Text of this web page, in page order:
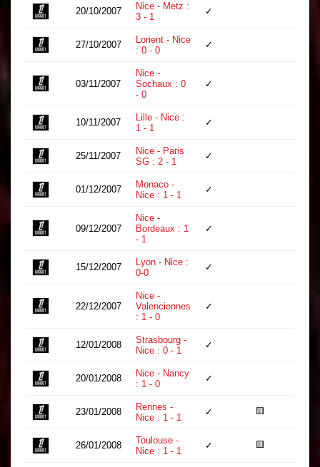
20/10/2007
Nice - Metz :
3 - 1
✓
27/10/2007
Lorient - Nice
: 0 - 0
✓
03/11/2007
Nice -
Sochaux : 0
- 0
✓
10/11/2007
Lille - Nice :
1 - 1
✓
25/11/2007
Nice - Paris
SG : 2 - 1
✓
01/12/2007
Monaco -
Nice : 1 - 1
✓
09/12/2007
Nice -
Bordeaux : 1
- 1
✓
15/12/2007
Lyon - Nice :
0-0
✓
22/12/2007
Nice -
Valenciennes
: 1 - 0
✓
12/01/2008
Strasbourg -
Nice : 0 - 1
✓
20/01/2008
Nice - Nancy
: 1 - 0
✓
23/01/2008
Rennes -
Nice : 1 - 1
✓ 🟨
26/01/2008
Toulouse -
Nice : 1 - 1
✓ 🟨